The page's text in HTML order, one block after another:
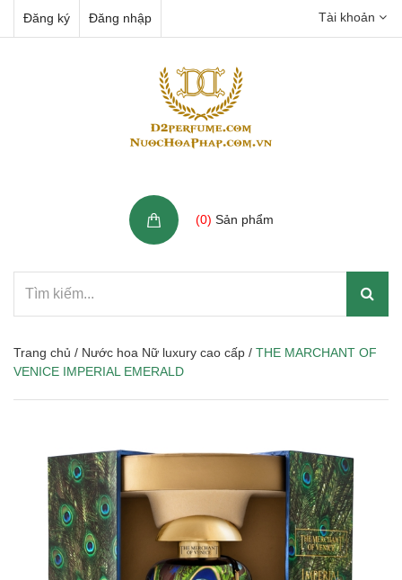
Đăng ký Đăng nhập Tài khoản
(0) Sản phẩm
Trang chủ / Nước hoa Nữ luxury cao cấp / THE MARCHANT OF
VENICE IMPERIAL EMERALD